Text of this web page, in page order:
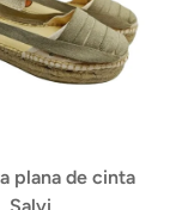
plana de cinta